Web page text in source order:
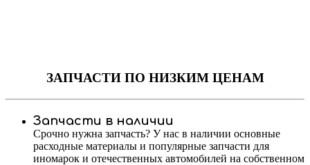
ЗАПЧАСТИПО НИЗКИМ ЦЕНАМ
Запчасти в наличии
Срочно нужна запчасть? У нас в наличии основные
расходные материалы и популярные запчасти для
иномарок и отечественных автомобилей на собственном